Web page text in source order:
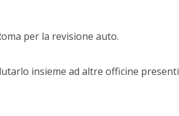
per la revisione auto.
insieme ad altre officine presenti